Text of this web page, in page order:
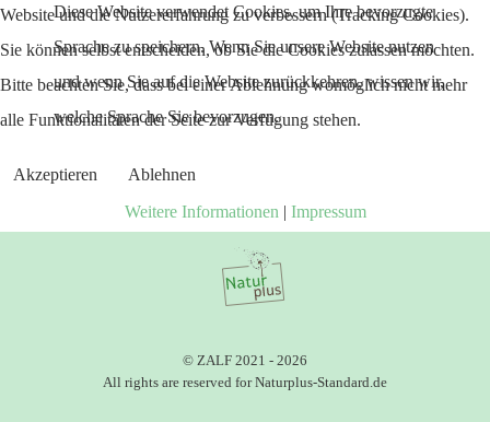
Diese Website verwendet Cookies, um Ihre bevorzugte
Sprache zu speichern. Wenn Sie unsere Website nutzen
und wenn Sie auf die Website zurückkehren, wissen wir,
welche Sprache Sie bevorzugen.
© ZALF 2021 - 2026
All rights are reserved for Naturplus-Standard.de
Website und die Nutzererfahrung zu verbessern (Tracking Cookies).
Sie können selbst entscheiden, ob Sie die Cookies zulassen möchten.
Bitte beachten Sie, dass bei einer Ablehnung womöglich nicht mehr
alle Funktionalitäten der Seite zur Verfügung stehen.
Akzeptieren
Ablehnen
Weitere Informationen | Impressum